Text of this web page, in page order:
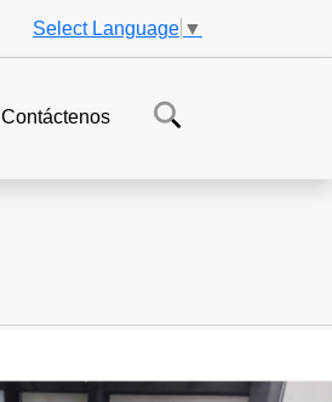
Select Language ▼
Contáctenos